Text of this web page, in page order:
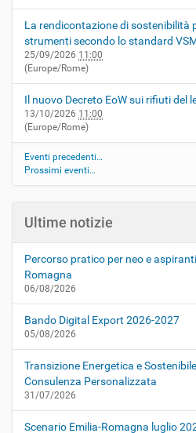
La rendicontazione di sostenibilità
strumenti secondo lo standard
25/09/2026 11:00
(Europe/Rome)
Il nuovo Decreto EoW sui rifiuti del
13/10/2026 11:00
(Europe/Rome)
Eventi precedenti…
Prossimi eventi…
Ultime notizie
Percorso pratico per neo e
Romagna
06/08/2026
Bando Digital Export 2026-2027
05/08/2026
Transizione Energetica e
Consulenza Personalizzata
31/07/2026
Scenario Emilia-Romagna luglio